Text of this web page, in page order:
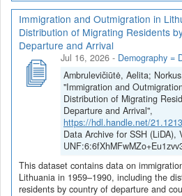
Immigration and Outmigration in
Distribution of Migrating Residents
Departure and Arrival
Jul 16, 2026 - Demography =
Ambrulevičiūtė, Aelita;
"Immigration and
Distribution of Migrating
Departure and Arrival",
https://hdl.handle.net/
Data Archive for SSH (LiDA),
This dataset contains data on
Lithuania in 1959–1990, including the
residents by country of departure and